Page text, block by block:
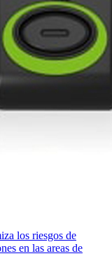
los riesgos de
en las areas de